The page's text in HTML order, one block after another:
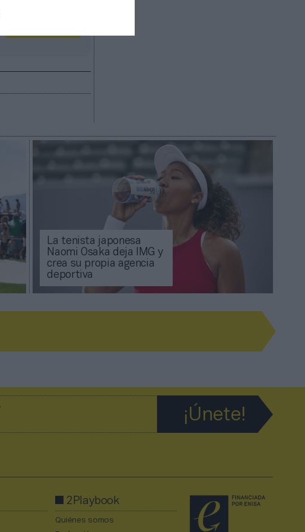
La tenista japonesa
Naomi Osaka deja IMG y
crea su propia agencia
deportiva
2Playbook
Quiénes somos